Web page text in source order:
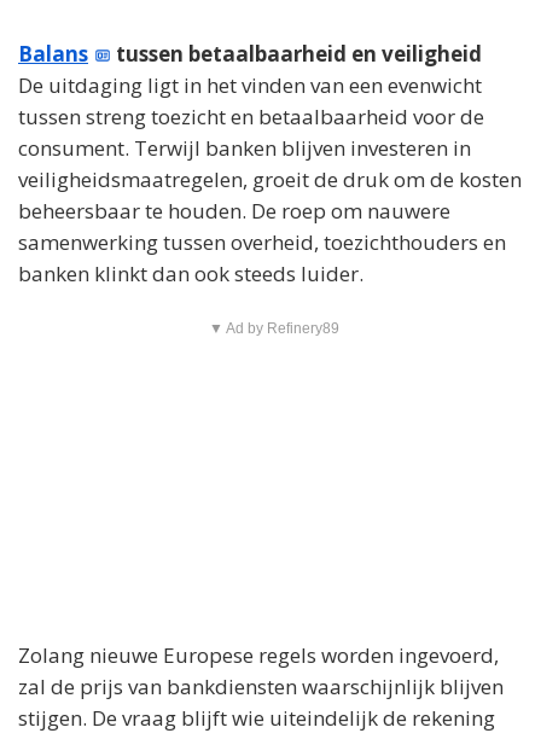
Balans
tussen betaalbaarheid en veiligheid
De uitdaging ligt in het vinden van een evenwicht
tussen streng toezicht en betaalbaarheid voor de
consument. Terwijl banken blijven investeren in
veiligheidsmaatregelen, groeit de druk om de kosten
beheersbaar te houden. De roep om nauwere
samenwerking tussen overheid, toezichthouders en
banken klinkt dan ook steeds luider.
▼ Ad by Refinery89
Zolang nieuwe Europese regels worden ingevoerd,
zal de prijs van bankdiensten waarschijnlijk blijven
stijgen. De vraag blijft wie uiteindelijk de rekening